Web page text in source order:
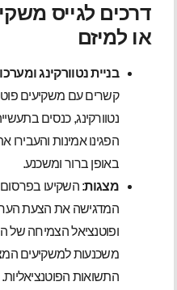
דרכים לגייס
או למיזם
בניית נטוורקינג
קשרים עם משקיעים
נטוורקינג, כנסים
הפגינו אמינות
באופן ברור ומשכנע.
מצגות: השקיעו בפרסום
המדגישה את הצעת הערך
ופוטנציאל הצמיחה של
משכנעות למשקיעים
התשואות הפוטנציאליות.